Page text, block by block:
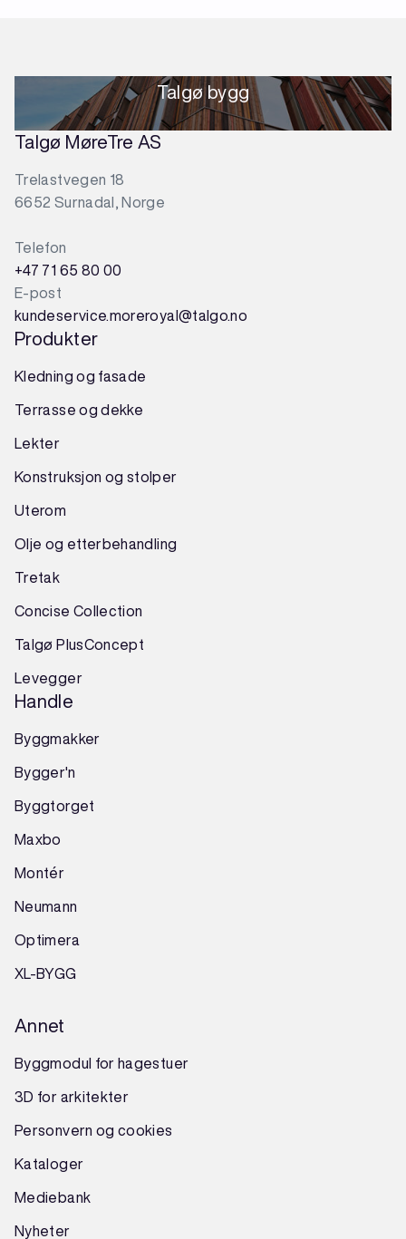
Talgø bygg
Talgø MøreTre AS
Trelastvegen 18
6652 Surnadal, Norge
Telefon
+47 71 65 80 00
E-post
kundeservice.moreroyal@talgo.no
Produkter
Kledning og fasade
Terrasse og dekke
Lekter
Konstruksjon og stolper
Uterom
Olje og etterbehandling
Tretak
Concise Collection
Talgø PlusConcept
Levegger
Handle
Byggmakker
Bygger'n
Byggtorget
Maxbo
Montér
Neumann
Optimera
XL-BYGG
Annet
Byggmodul for hagestuer
3D for arkitekter
Personvern og cookies
Kataloger
Mediebank
Nyheter